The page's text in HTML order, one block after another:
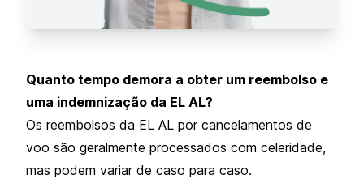
Quanto tempo demora a obter um reembolso e
uma indemnização da EL AL?
Os reembolsos da EL AL por cancelamentos de
voo são geralmente processados com celeridade,
mas podem variar de caso para caso.